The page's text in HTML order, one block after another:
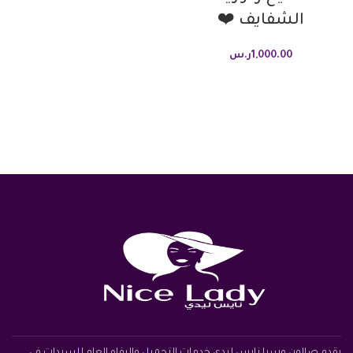
الشفايف ❤️
1,000.00 ر.س